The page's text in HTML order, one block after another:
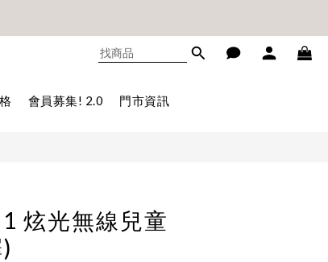
會員募集! 2.0 門市資訊
炫光無線兒童
立即購買